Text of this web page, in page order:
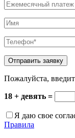
Пожалуйста,
18 + девять =
Я даю свое
Правила